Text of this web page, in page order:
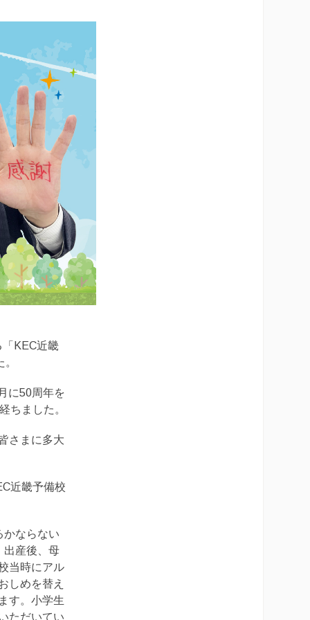
KEC近畿
に50周年を
ちました。
さまに多大
近畿予備校
かならない
出産後、母
当時にアル
しめを替え
す。小学生
ただいてい